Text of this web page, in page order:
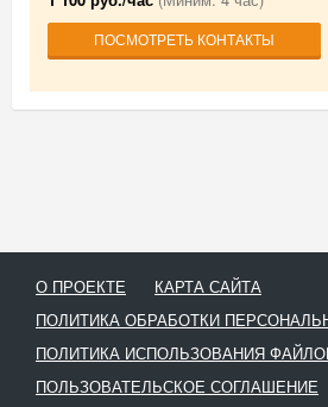
ПОСМОТРЕТЬ КОНТАКТЫ
О ПРОЕКТЕ
КАРТА САЙТА
ПОЛИТИКА ОБРАБОТКИ
ПОЛИТИКА ИСПОЛЬЗОВАНИЯ
ПОЛЬЗОВАТЕЛЬСКОЕ СОГЛАШЕНИЕ